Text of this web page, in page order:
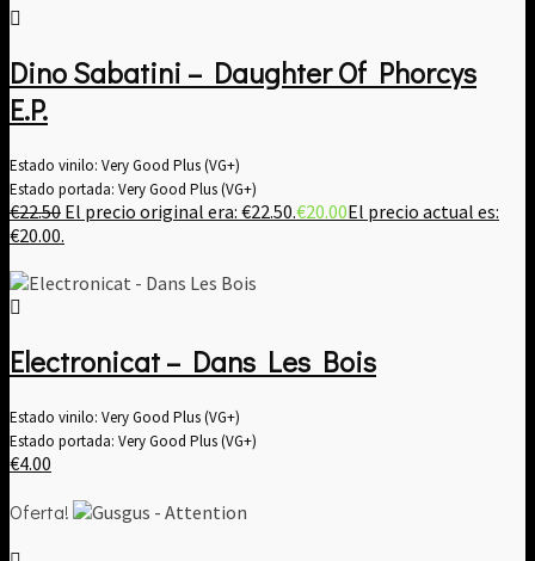
Dino Sabatini ‎– Daughter Of Phorcys
E.P.
Estado vinilo: Very Good Plus (VG+)
Estado portada: Very Good Plus (VG+)
€22.50 El precio original era: €22.50.€20.00El precio actual es:
€20.00.
Electronicat – Dans Les Bois
Estado vinilo: Very Good Plus (VG+)
Estado portada: Very Good Plus (VG+)
€4.00
Oferta!